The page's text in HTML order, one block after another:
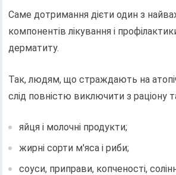
Саме дотримання дієти один з
компонентів лікування і
дерматиту.
Так, людям, що страждають на
слід повністю виключити з раціону
яйця і молочні продукти;
жирні сорти м'яса і риби;
соуси, приправи, копченості,